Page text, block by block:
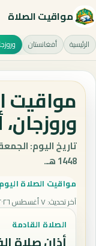
مواقيت الصلاة
الرئيسية أفغانستان
مواقيت
1448 هـ.
مواقيت الصلاة اليوم
آخر تحديث:٧ أغسطس ٢٠٢٦ في ٦:٢٥ م
الصلاة القادمة